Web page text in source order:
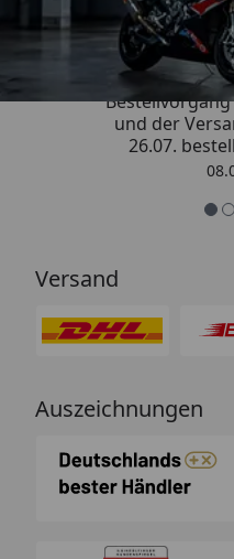
„Sehr
und der
26.07.
geliefert.
Versand
Auszeichnungen